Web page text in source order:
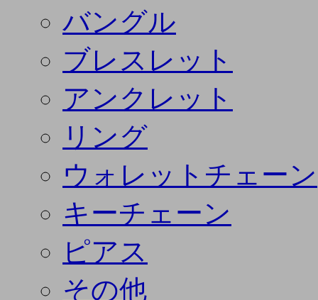
バングル
ブレスレット
アンクレット
リング
ウォレットチェーン
キーチェーン
ピアス
その他